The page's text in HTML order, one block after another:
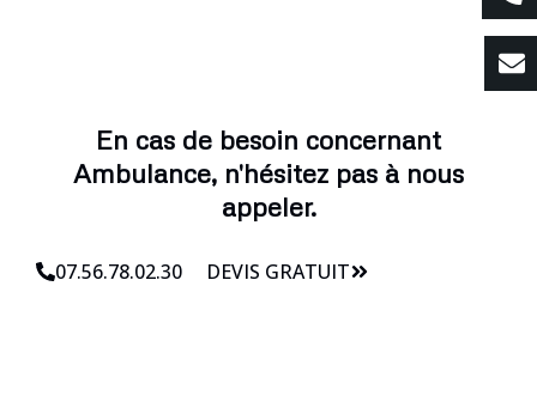
En cas de besoin concernant
Ambulance, n'hésitez pas à nous
appeler.
07.56.78.02.30 DEVIS GRATUIT